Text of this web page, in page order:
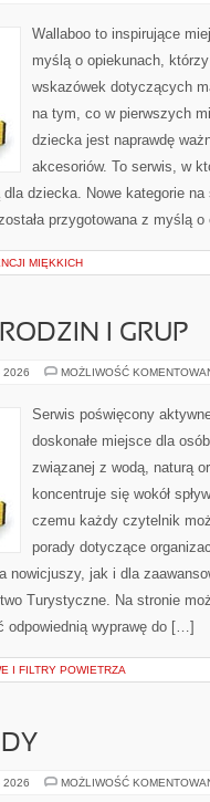
Wallaboo to inspirujące
myślą o opiekunach,
wskazówek dotyczących
na tym, co w pierwszych
dziecka jest naprawdę
akcesoriów. To serwis, w
dziecka. Nowe kategorie
przygotowana z myślą
MIĘKKICH
I GRUP
2026 MOŻLIWOŚĆ
Serwis poświęcony
doskonałe miejsce dla
związanej z wodą, naturą
koncentruje się wokół
czemu każdy czytelnik
porady dotyczące
nowicjuszy, jak i dla
Turystyczne. Na stronie
odpowiednią wyprawę do […]
I FILTRY POWIETRZA
2026 MOŻLIWOŚĆ